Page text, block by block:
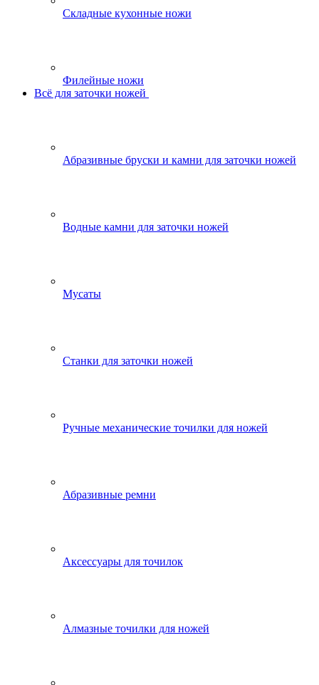
Складные кухонные ножи
Филейные ножи
Всё для заточки ножей
Абразивные бруски и камни для заточки ножей
Водные камни для заточки ножей
Мусаты
Станки для заточки ножей
Ручные механические точилки для ножей
Абразивные ремни
Аксессуары для точилок
Алмазные точилки для ножей